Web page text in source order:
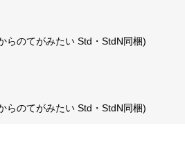
らのてがみたい Std・StdN同梱)
らのてがみたい Std・StdN同梱)